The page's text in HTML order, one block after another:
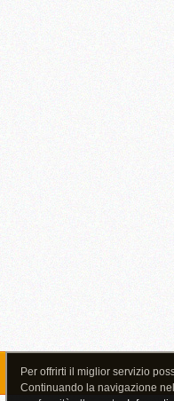
Per offrirti il miglior servizio
Continuando la navigazione